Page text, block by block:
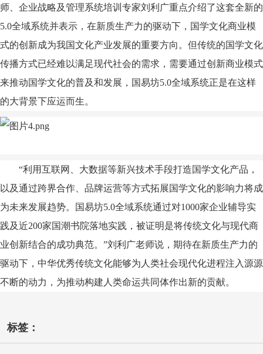
师、企业战略及管理系统培训专家刘利广重点介绍了这套全新的
5.0全域系统并表示，在新质生产力的驱动下，国学文化商业模
式的创新成为我国文化产业发展的重要方向。但传统的国学文化
传播方式已经难以满足现代社会的需求，需要通过创新商业模式
来推动国学文化的普及和发展，国易坊5.0全域系统正是在这样
的大背景下应运而生。
“利用互联网、大数据等新兴技术手段打造国学文化产品，
以及通过跨界合作、品牌运营等方式拓展国学文化的影响力将成
为未来发展趋势。国易坊5.0全域系统通过对1000家企业辅导实
践及近200家国潮书院落地实践，被证明是将传统文化与现代商
业创新结合的成功典范。”刘利广老师说，期待在新质生产力的
驱动下，中华优秀传统文化能够为人类社会现代化进程注入源源
不断的动力，为推动构建人类命运共同体作出新的贡献。
标签：